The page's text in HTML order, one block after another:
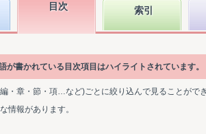
目次 索引
が書かれている目次項目はハイライトされています。
・章・節・項…など)ごとに絞り込んで見ることがで
情報があります。